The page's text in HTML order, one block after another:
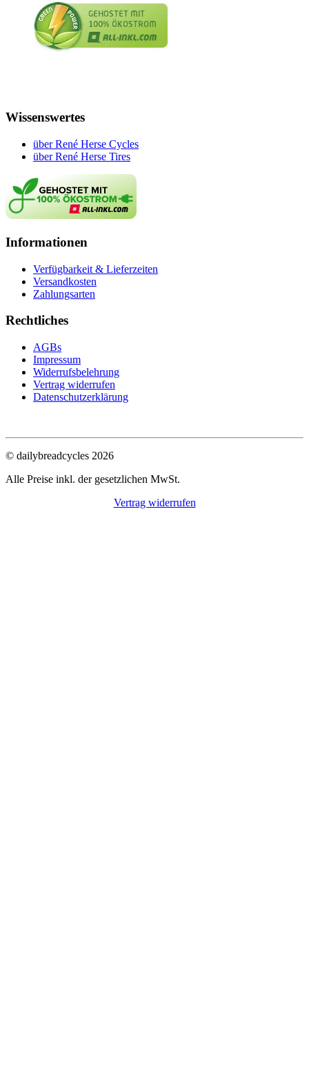
Wissenswertes
über René Herse Cycles
über René Herse Tires
Informationen
Verfügbarkeit & Lieferzeiten
Versandkosten
Zahlungsarten
Rechtliches
AGBs
Impressum
Widerrufsbelehrung
Vertrag widerrufen
Datenschutzerklärung
© dailybreadcycles 2026
Alle Preise inkl. der gesetzlichen MwSt.
Vertrag widerrufen